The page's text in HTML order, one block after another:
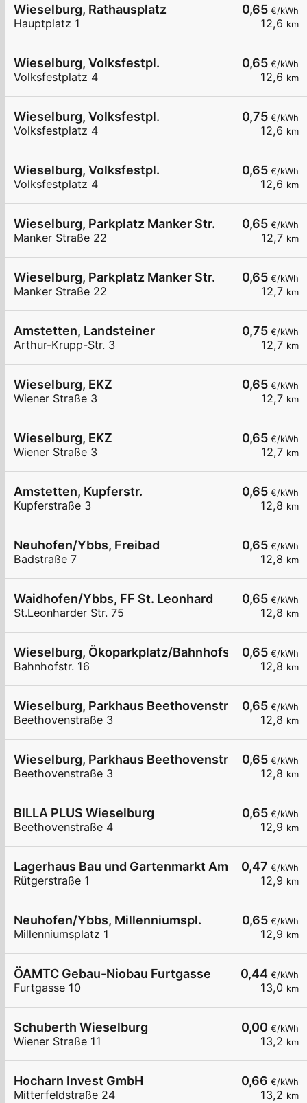
0,65 €/kWh
12,6 km
Wieselburg, Rathausplatz
Hauptplatz 1
0,65 €/kWh
12,6 km
Wieselburg, Volksfestpl.
Volksfestplatz 4
0,75 €/kWh
12,6 km
Wieselburg, Volksfestpl.
Volksfestplatz 4
0,65 €/kWh
12,6 km
Wieselburg, Volksfestpl.
Volksfestplatz 4
0,65 €/kWh
12,7 km
Wieselburg, Parkplatz Manker Str.
Manker Straße 22
0,65 €/kWh
12,7 km
Wieselburg, Parkplatz Manker Str.
Manker Straße 22
0,75 €/kWh
12,7 km
Amstetten, Landsteiner
Arthur-Krupp-Str. 3
0,65 €/kWh
12,7 km
Wieselburg, EKZ
Wiener Straße 3
0,65 €/kWh
12,7 km
Wieselburg, EKZ
Wiener Straße 3
0,65 €/kWh
12,8 km
Amstetten, Kupferstr.
Kupferstraße 3
0,65 €/kWh
12,8 km
Neuhofen/Ybbs, Freibad
Badstraße 7
0,65 €/kWh
12,8 km
Waidhofen/Ybbs, FF St. Leonhard
St.Leonharder Str. 75
0,65 €/kWh
12,8 km
Wieselburg, Ökoparkplatz/Bahnhofstr.
Bahnhofstr. 16
0,65 €/kWh
12,8 km
Wieselburg, Parkhaus Beethovenstraße
Beethovenstraße 3
0,65 €/kWh
12,8 km
Wieselburg, Parkhaus Beethovenstraße
Beethovenstraße 3
0,65 €/kWh
12,9 km
BILLA PLUS Wieselburg
Beethovenstraße 4
0,47 €/kWh
12,9 km
Lagerhaus Bau und Gartenmarkt Amstetten
Rütgerstraße 1
0,65 €/kWh
12,9 km
Neuhofen/Ybbs, Millenniumspl.
Millenniumsplatz 1
0,44 €/kWh
13,0 km
ÖAMTC Gebau-Niobau Furtgasse
Furtgasse 10
0,00 €/kWh
13,2 km
Schuberth Wieselburg
Wiener Straße 11
0,66 €/kWh
13,2 km
Hocharn Invest GmbH
Mitterfeldstraße 24